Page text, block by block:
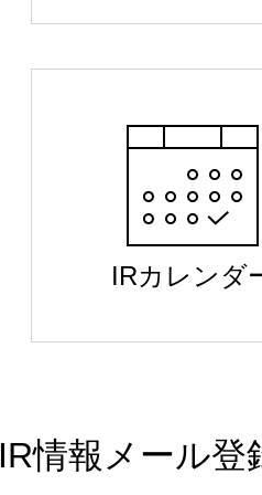
IRカレンダ
IR情報メール登